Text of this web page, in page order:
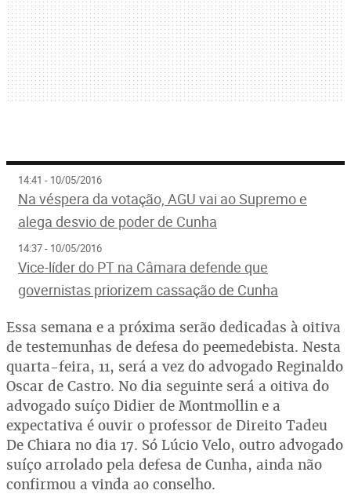
14:41 - 10/05/2016
Na véspera da votação, AGU vai ao Supremo e
alega desvio de poder de Cunha
14:37 - 10/05/2016
Vice-líder do PT na Câmara defende que
governistas priorizem cassação de Cunha
Essa semana e a próxima serão dedicadas à oitiva
de testemunhas de defesa do peemedebista. Nesta
quarta-feira, 11, será a vez do advogado Reginaldo
Oscar de Castro. No dia seguinte será a oitiva do
advogado suíço Didier de Montmollin e a
expectativa é ouvir o professor de Direito Tadeu
De Chiara no dia 17. Só Lúcio Velo, outro advogado
suíço arrolado pela defesa de Cunha, ainda não
confirmou a vinda ao conselho.